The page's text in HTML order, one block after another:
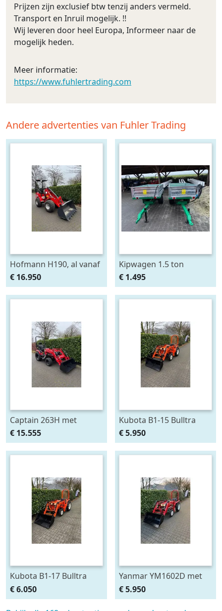
Prijzen zijn exclusief btw tenzij anders vermeld.
Transport en Inruil mogelijk. !!
Wij leveren door heel Europa, Informeer naar de
mogelijk heden.
Meer informatie:
https://www.fuhlertrading.com
Andere advertenties van Fuhler Trading
Hofmann H190, al vanaf
€ 325,- per maand.
€ 16.950
Kipwagen 1.5 ton
€ 1.495
Captain 263H met
voorlader al af €295,-
p/m Gratis klepel
€ 15.555
Kubota B1-15 Bulltra
met voorlader, al vanaf €
99,- per
€ 5.950
Kubota B1-17 Bulltra
met voorlader, al vanaf €
99,- per
€ 6.050
Yanmar YM1602D met
voorlader, al vanaf € 99,-
per maand.
€ 5.950